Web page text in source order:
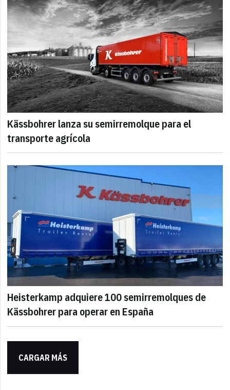
Kässbohrer lanza su semirremolque para el
transporte agrícola
Heisterkamp adquiere 100 semirremolques de
Kässbohrer para operar en España
CARGAR MÁS